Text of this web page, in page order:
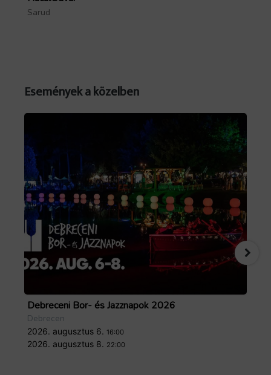
October 3 at 11am local time.
Forrás: facebook.com/events/1990451688420418
Sarud
Események a közelben
Debreceni Bor- és Jazznapok 2026
Debrecen
2026. augusztus 6. 16:00
2026. augusztus 8. 22:00